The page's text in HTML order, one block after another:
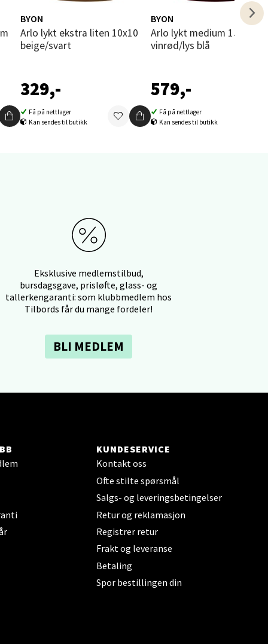
BYON
Arlo lykt ekstra liten 10x10
beige/svart
329,-
Få på nettlager
Kan sendes til butikk
BYON
Arlo lykt medium 15x15 cm
vinrød/lys blå
579,-
Få på nettlager
Kan sendes til butikk
Eksklusive medlemstilbud,
bursdagsgave, prisløfte, glass- og
tallerkengaranti: som klubbmedlem hos
Tilbords får du mange fordeler!
BLI MEDLEM
KUNDESERVICE
Kontakt oss
Ofte stilte spørsmål
Salgs- og leveringsbetingelser
Retur og reklamasjon
Registrer retur
Frakt og leveranse
Betaling
Spor bestillingen din